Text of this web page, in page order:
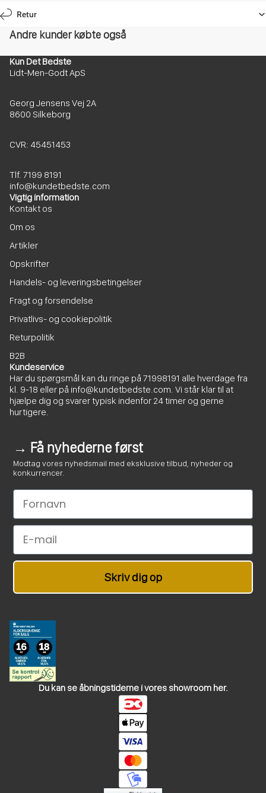
Retur
Andre kunder købte også
Kun Det Bedste
Lidt-Men-Godt ApS
Georg Jensens Vej 2A
8600 Silkeborg
CVR: 45451453
Tlf. 7199 8191
info@kundetbedste.com
Vigtig information
Kontakt os
Om os
Artikler
Opskrifter
Handels- og leveringsbetingelser
Fragt og forsendelse
Privatlivs- og cookiepolitik
Returpolitik
B2B
Kundeservice
Har du spørgsmål kan du ringe på 71998191 alle hverdage fra
kl. 9-18 eller på info@kundetbedste.com. Vi står klar til at
hjælpe dig og svarer typisk indenfor 24 timer og gerne
hurtigere.
→ Få nyhederne først
Modtag vores nyhedsmail med eksklusive tilbud, nyheder og
konkurrencer.
Le nom
Email
Skriv dig op
Du kan se åbningstiderne i vores showroom her.